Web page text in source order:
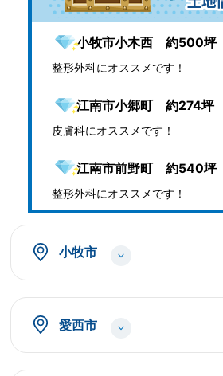
小牧市小木西 約500坪
整形外科にオススメです！
江南市小郷町 約274坪
皮膚科にオススメです！
江南市前野町 約540坪
整形外科にオススメです！
小牧市
愛西市